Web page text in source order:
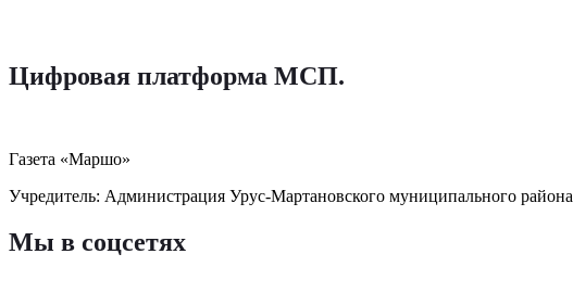
Цифровая платформа МСП.
Газета «Маршо»
Учредитель: Администрация Урус-Мартановского муниципального района
Мы в соцсетях